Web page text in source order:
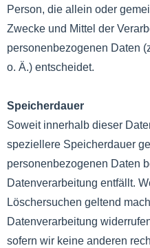
Person, die allein oder
Zwecke und Mittel der
personenbezogenen Daten
o. Ä.) entscheidet.
Speicherdauer
Soweit innerhalb dieser
speziellere Speicherdauer
personenbezogenen Daten
Datenverarbeitung entfällt.
Löschersuchen geltend
Datenverarbeitung
sofern wir keine anderen